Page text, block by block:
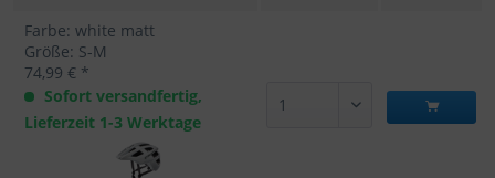
Farbe: white matt
Größe: S-M
74,99 € *
Sofort versandfertig,
Lieferzeit 1-3 Werktage